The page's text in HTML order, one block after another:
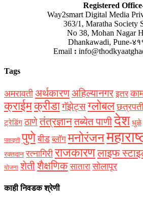
Registered
Way2smart Digital Media
363/1, Maratha Society
No 38, Mohan Nagar
Dhankawadi, Pune-
Email :
Tags
अमरावती अर्थकारणअहिल्यानगर इतर
क्राईमक्रीडागॅझेट्सग्लोबल
ट्रेडिंग ठाणेतंत्रज्ञानतब्येत पाणीदेश धुळे
पाककृती पुणे बीड ब्लॉग मनोरंजन
रक्‍तदान रत्नागिरी राजकारणलाइफ
योजना शेतीशैक्षणिक सातारा सोलापूर
काही निवडक श्रेणी